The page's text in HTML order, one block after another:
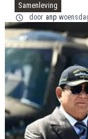
Samenleving
door anp